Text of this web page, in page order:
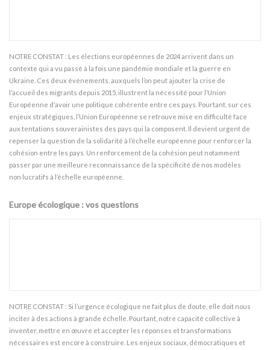
NOTRE CONSTAT : Les élections européennes de 2024 arrivent dans un
contexte qui a vu passé à la fois une pandémie mondiale et la guerre en
Ukraine. Ces deux événements, auxquels l’on peut ajouter la crise de
l’accueil des migrants depuis 2015, illustrent la nécessité pour l’Union
Européenne d’avoir une politique cohérente entre ces pays. Pourtant, sur ces
enjeux stratégiques, l’Union Européenne se retrouve mise en difficulté face
aux tentations souverainistes des pays qui la composent. Il devient urgent de
repenser la question de la solidarité à l’échelle européenne pour renforcer la
cohésion entre les pays. Un renforcement de la cohésion peut notamment
passer par une meilleure reconnaissance de la spécificité de nos modèles
non lucratifs à l’échelle européenne.
Europe écologique : vos questions
NOTRE CONSTAT : Si l’urgence écologique ne fait plus de doute, elle doit nous
inciter à des actions à grande échelle. Pourtant, notre capacité collective à
inventer, mettre en œuvre et accepter les réponses et transformations
nécessaires est encore à construire. Les enjeux sociaux, démocratiques et